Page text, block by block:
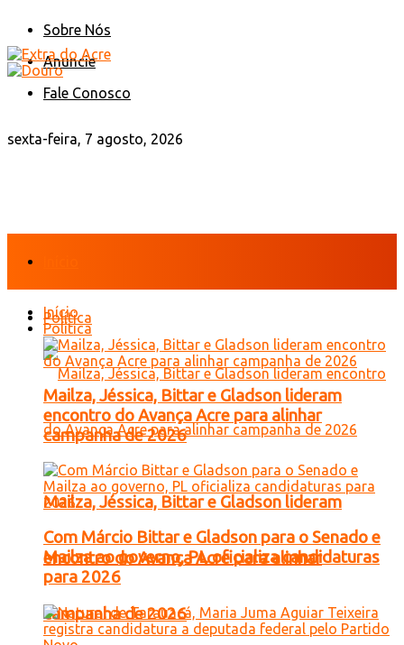
Sobre Nós
Anuncie
Fale Conosco
sexta-feira, 7 agosto, 2026
Política
Mailza, Jéssica, Bittar e Gladson lideram
encontro do Avança Acre para alinhar
campanha de 2026
Início
Política
Mailza, Jéssica, Bittar e Gladson lideram
encontro do Avança Acre para alinhar
campanha de 2026
Com Márcio Bittar e Gladson para o Senado e
Mailza ao governo, PL oficializa candidaturas
para 2026